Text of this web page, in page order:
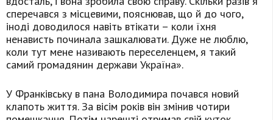
сперечався з місцевими, пояснював, що й до чого,
іноді доводилося навіть втікати – коли їхня
ненависть починала зашкалювати. Дуже не люблю,
коли тут мене називають переселенцем, я такий
самий громадянин держави Україна».
У Франківську в пана Володимира почався новий
клапоть життя. За вісім років він змінив чотири